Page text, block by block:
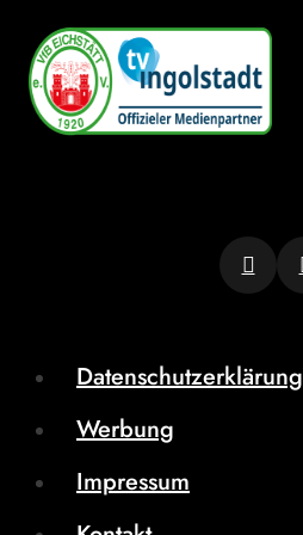
Datenschutzerklärung
Werbung
Impressum